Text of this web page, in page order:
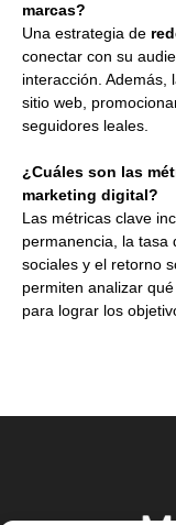
marcas?
Una estrategia de
conectar con su
interacción. Además,
sitio web,
seguidores leales.
¿Cuáles son las
marketing digital?
Las métricas clave
permanencia, la tasa
sociales y el retorno
permiten analizar
para lograr los